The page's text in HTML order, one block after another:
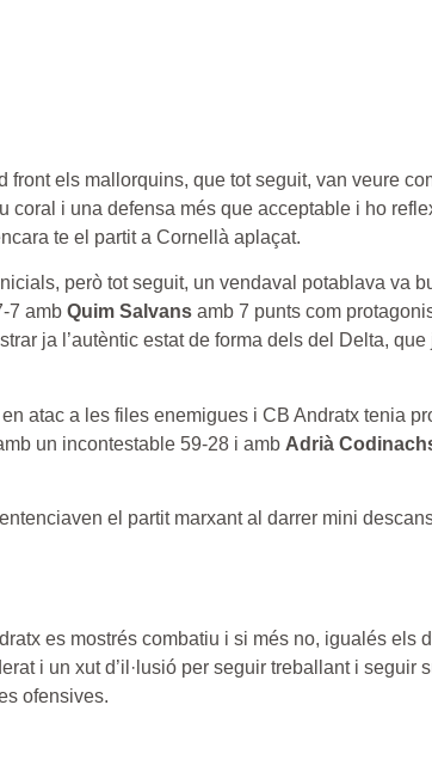
els mallorquins, que tot seguit, van veure
i una defensa més que acceptable i ho
te el partit a Cornellà aplaçat.
però tot seguit, un vendaval potablava va
7 amb Quim Salvans amb 7 punts com
ja l’autèntic estat de forma dels del Delta,
atac a les files enemigues i CB Andratx tenia
un incontestable 59-28 i amb Adrià
el partit marxant al darrer mini
es mostrés combatiu i si més no, igualés els
i un xut d’il·lusió per seguir treballant i seguir
ofensives.